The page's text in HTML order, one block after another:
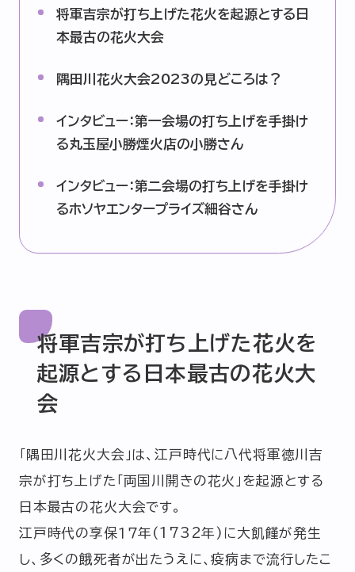
ご利用規約
将軍吉宗が打ち上げた花火を起源とする日
本最古の花火大会
隅田川花火大会2023の見どころは？
インタビュー：第一会場の打ち上げを手掛け
る丸玉屋小勝煙火店の小勝さん
インタビュー：第二会場の打ち上げを手掛け
るホソヤエンタープライズ細谷さん
将軍吉宗が打ち上げた花火を
起源とする日本最古の花火大
会
「隅田川花火大会」は、江戸時代に八代将軍徳川吉
宗が打ち上げた「両国川開きの花火」を起源とする
日本最古の花火大会です。
江戸時代の享保１７年(1732年)に大飢饉が発生
し、多くの餓死者が出たうえに、疫病まで流行したこ